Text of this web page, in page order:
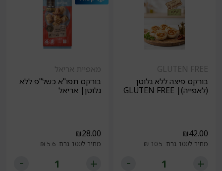
GLUTEN FREE
בורקס פיצה ללא גלוטן
(לאפייה)| GLUTEN FREE
₪42.00
מחיר ל100 גרם: 10.5 ₪
מאפיית אריאל
בורקס תפו"א כשל"פ ללא
גלוטן| אריאל
₪28.00
מחיר ל100 גרם: 5.6 ₪